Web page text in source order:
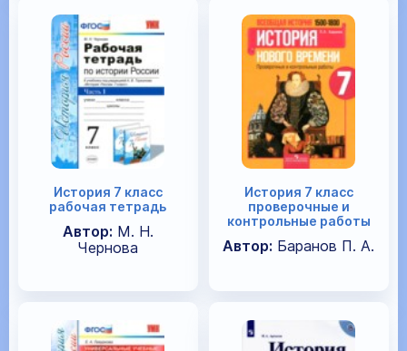
История 7 класс
рабочая тетрадь
Автор: М. Н.
Чернова
История 7 класс
проверочные и
контрольные работы
Автор: Баранов П. А.